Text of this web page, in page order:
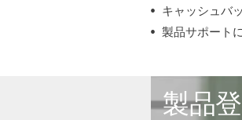
キャッシュバ
製品サポート
製品